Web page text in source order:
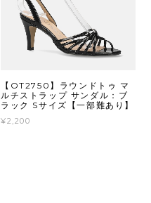
【OT2750】ラウンドトゥ マ
ルチストラップ サンダル：ブ
ラック Sサイズ【一部難あり】
¥2,200